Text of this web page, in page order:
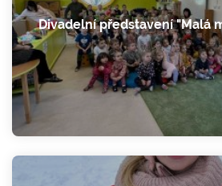
Divadelní představení "Malá